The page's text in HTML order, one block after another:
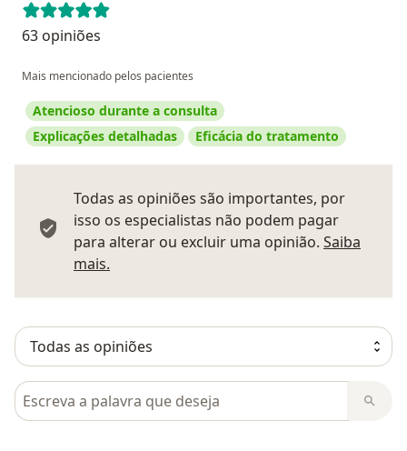
63 opiniões
Mais mencionado pelos pacientes
Atencioso durante a consulta
Explicações detalhadas
Eficácia do tratamento
Todas as opiniões são importantes, por
isso os especialistas não podem pagar
para alterar ou excluir uma opinião. Saiba
mais.
Pesquisar em opiniões